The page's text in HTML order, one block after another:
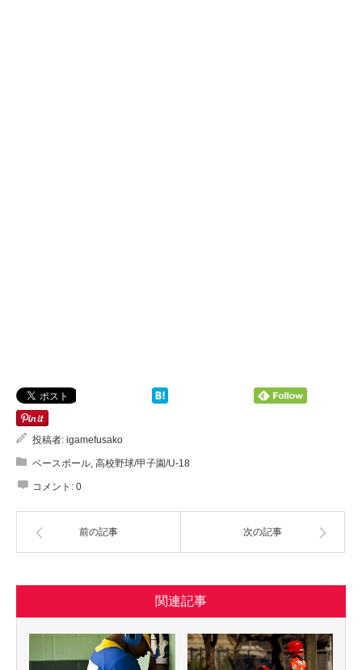
投稿者: igamefusako
ベースボール, 高校野球/甲子園/U-18
コメント: 0
前の記事 次の記事
関連記事